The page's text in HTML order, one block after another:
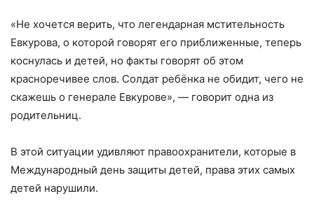
«Не хочется верить, что легендарная мстительность
Евкурова, о которой говорят его приближенные, теперь
коснулась и детей, но факты говорят об этом
красноречивее слов. Солдат ребёнка не обидит, чего не
скажешь о генерале Евкурове», — говорит одна из
родительниц.
В этой ситуации удивляют правоохранители, которые в
Международный день защиты детей, права этих самых
детей нарушили.